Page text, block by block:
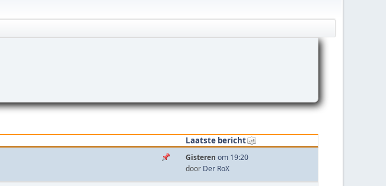
Laatste bericht
Gisteren om 19:20
door Der RoX